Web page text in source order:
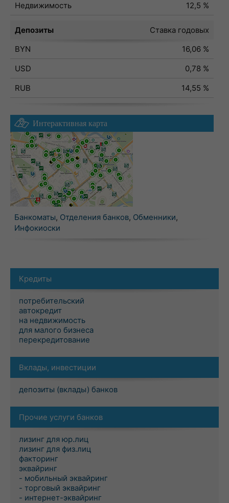
Недвижимость
12,5 %
Депозиты
Ставка годовых
BYN
16,06 %
USD
0,78 %
RUB
14,55 %
Интерактивная карта
Банкоматы, Отделения банков, Обменники,
Инфокиоски
Кредиты
потребительский
автокредит
на недвижимость
для малого бизнеса
перекредитование
Вклады, инвестиции
депозиты (вклады) банков
Прочие услуги банков
лизинг для юр.лиц
лизинг для физ.лиц
факторинг
эквайринг
- мобильный эквайринг
- торговый эквайринг
- интернет-эквайринг